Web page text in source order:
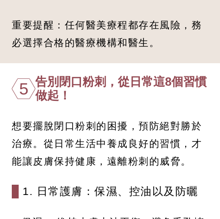
重要提醒：任何醫美療程都存在風險，務
必選擇合格的醫療機構和醫生。
5 告別閉口粉刺，從日常這8個習慣
做起！
想要擺脫閉口粉刺的困擾，預防絕對勝於
治療。從日常生活中養成良好的習慣，才
能讓皮膚保持健康，遠離粉刺的威脅。
1. 日常護膚：保濕、控油以及防曬